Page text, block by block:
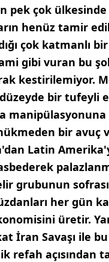
pek çok
henüz tamir
çok katmanlı
gibi vuran bu
kestirilemiyor.
bir tufeyli
manipülasyonuna
bir avuç
Latin
grubunun
her gün
üretir.
İran Savaşı ile
refah açısından